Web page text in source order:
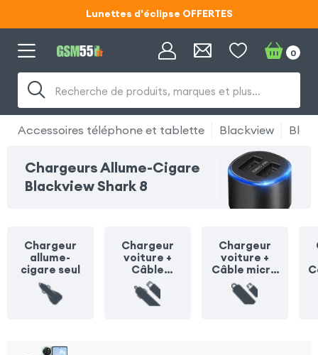
Lunettes d'éclipse OFFERTES
Code ECLIPSE55
Code ECLIPSE55
Recherche de produits, marques et plus…
0
Accessoires téléphone et tablette Blackview
Chargeurs Allume-Cigare
Blackview Shark 8
Chargeur
allume-
cigare seul
Chargeur
voiture +
Câble
Lightning
Chargeur
voiture +
Câble micro
USB